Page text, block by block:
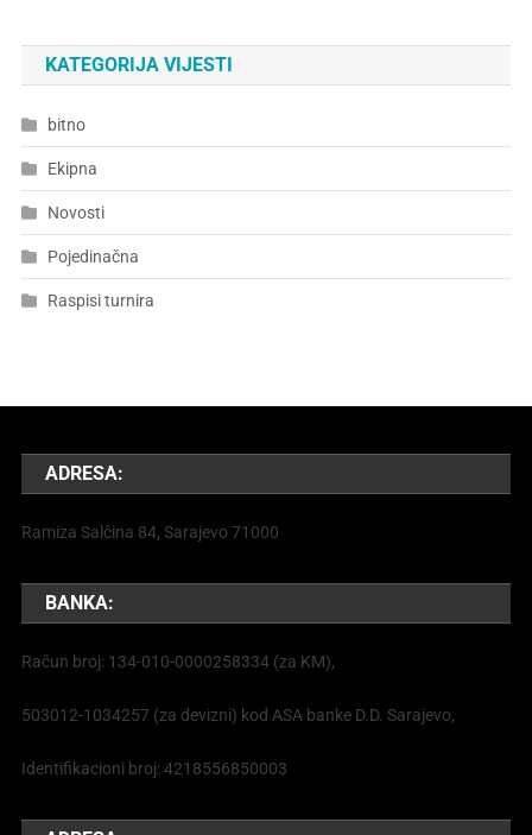
KATEGORIJA VIJESTI
bitno
Ekipna
Novosti
Pojedinačna
Raspisi turnira
ADRESA:
Ramiza Salčina 84, Sarajevo 71000
BANKA:
Račun broj: 134-010-0000258334 (za KM),
503012-1034257 (za devizni) kod ASA banke D.D. Sarajevo,
Identifikacioni broj: 4218556850003